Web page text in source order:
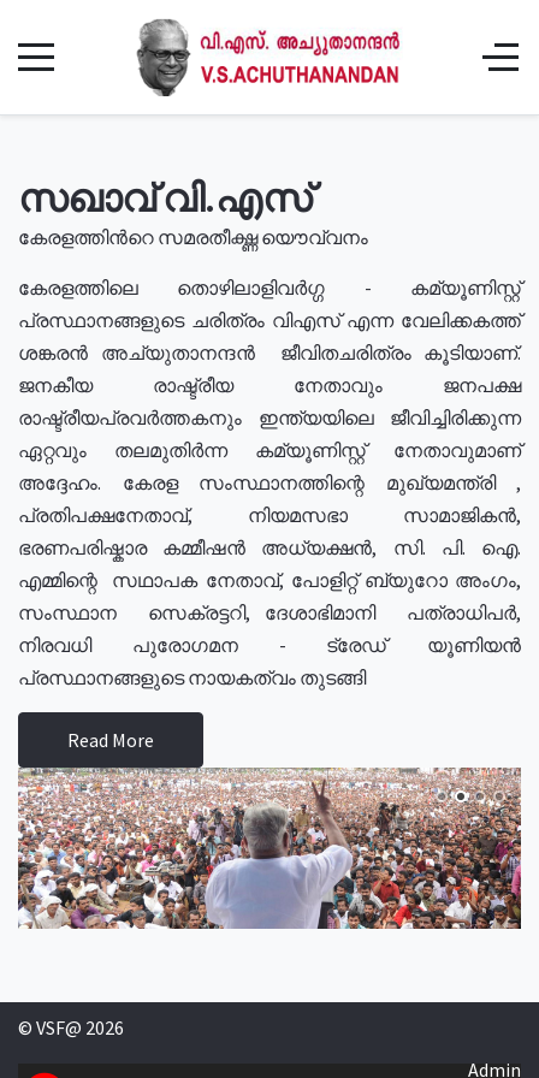
സഖാവ് വി.എസ്
കേരളത്തിൻറെ സമരതീക്ഷ്ണ യൌവ്വനം
കേരളത്തിലെ തൊഴിലാളിവർഗ്ഗ - കമ്യൂണിസ്റ്റ്
പ്രസ്ഥാനങ്ങളുടെ ചരിത്രം വിഎസ് എന്ന വേലിക്കകത്ത്
ശങ്കരൻ അച്യുതാനന്ദൻ ജീവിതചരിത്രം കൂടിയാണ്.
ജനകീയ രാഷ്ട്രീയ നേതാവും ജനപക്ഷ
രാഷ്ട്രീയപ്രവർത്തകനും ഇന്ത്യയിലെ ജീവിച്ചിരിക്കുന്ന
ഏറ്റവും തലമുതിർന്ന കമ്യൂണിസ്റ്റ് നേതാവുമാണ്
അദ്ദേഹം. കേരള സംസ്ഥാനത്തിന്റെ മുഖ്യമന്ത്രി ,
പ്രതിപക്ഷനേതാവ്, നിയമസഭാ സാമാജികൻ,
ഭരണപരിഷ്കാര കമ്മീഷൻ അധ്യക്ഷൻ, സി. പി. ഐ.
എമ്മിന്റെ സഥാപക നേതാവ്, പോളിറ്റ് ബ്യുറോ അംഗം,
സംസ്ഥാന സെക്രട്ടറി, ദേശാഭിമാനി പത്രാധിപർ,
നിരവധി പുരോഗമന - ട്രേഡ് യൂണിയൻ
പ്രസ്ഥാനങ്ങളുടെ നായകത്വം തുടങ്ങി
Read More
© VSF@ 2026
Admin